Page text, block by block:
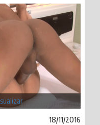
18/11/2016